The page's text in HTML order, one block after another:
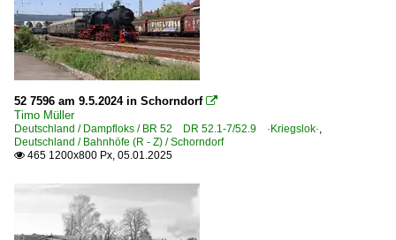
52 7596 am 9.5.2024 in Schorndorf 
Timo Müller
Deutschland / Dampfloks / BR 52 DR 52.1-7/52.9 ·Kriegslok·,
Deutschland / Bahnhöfe (R - Z) / Schorndorf
 465 1200x800 Px, 05.01.2025